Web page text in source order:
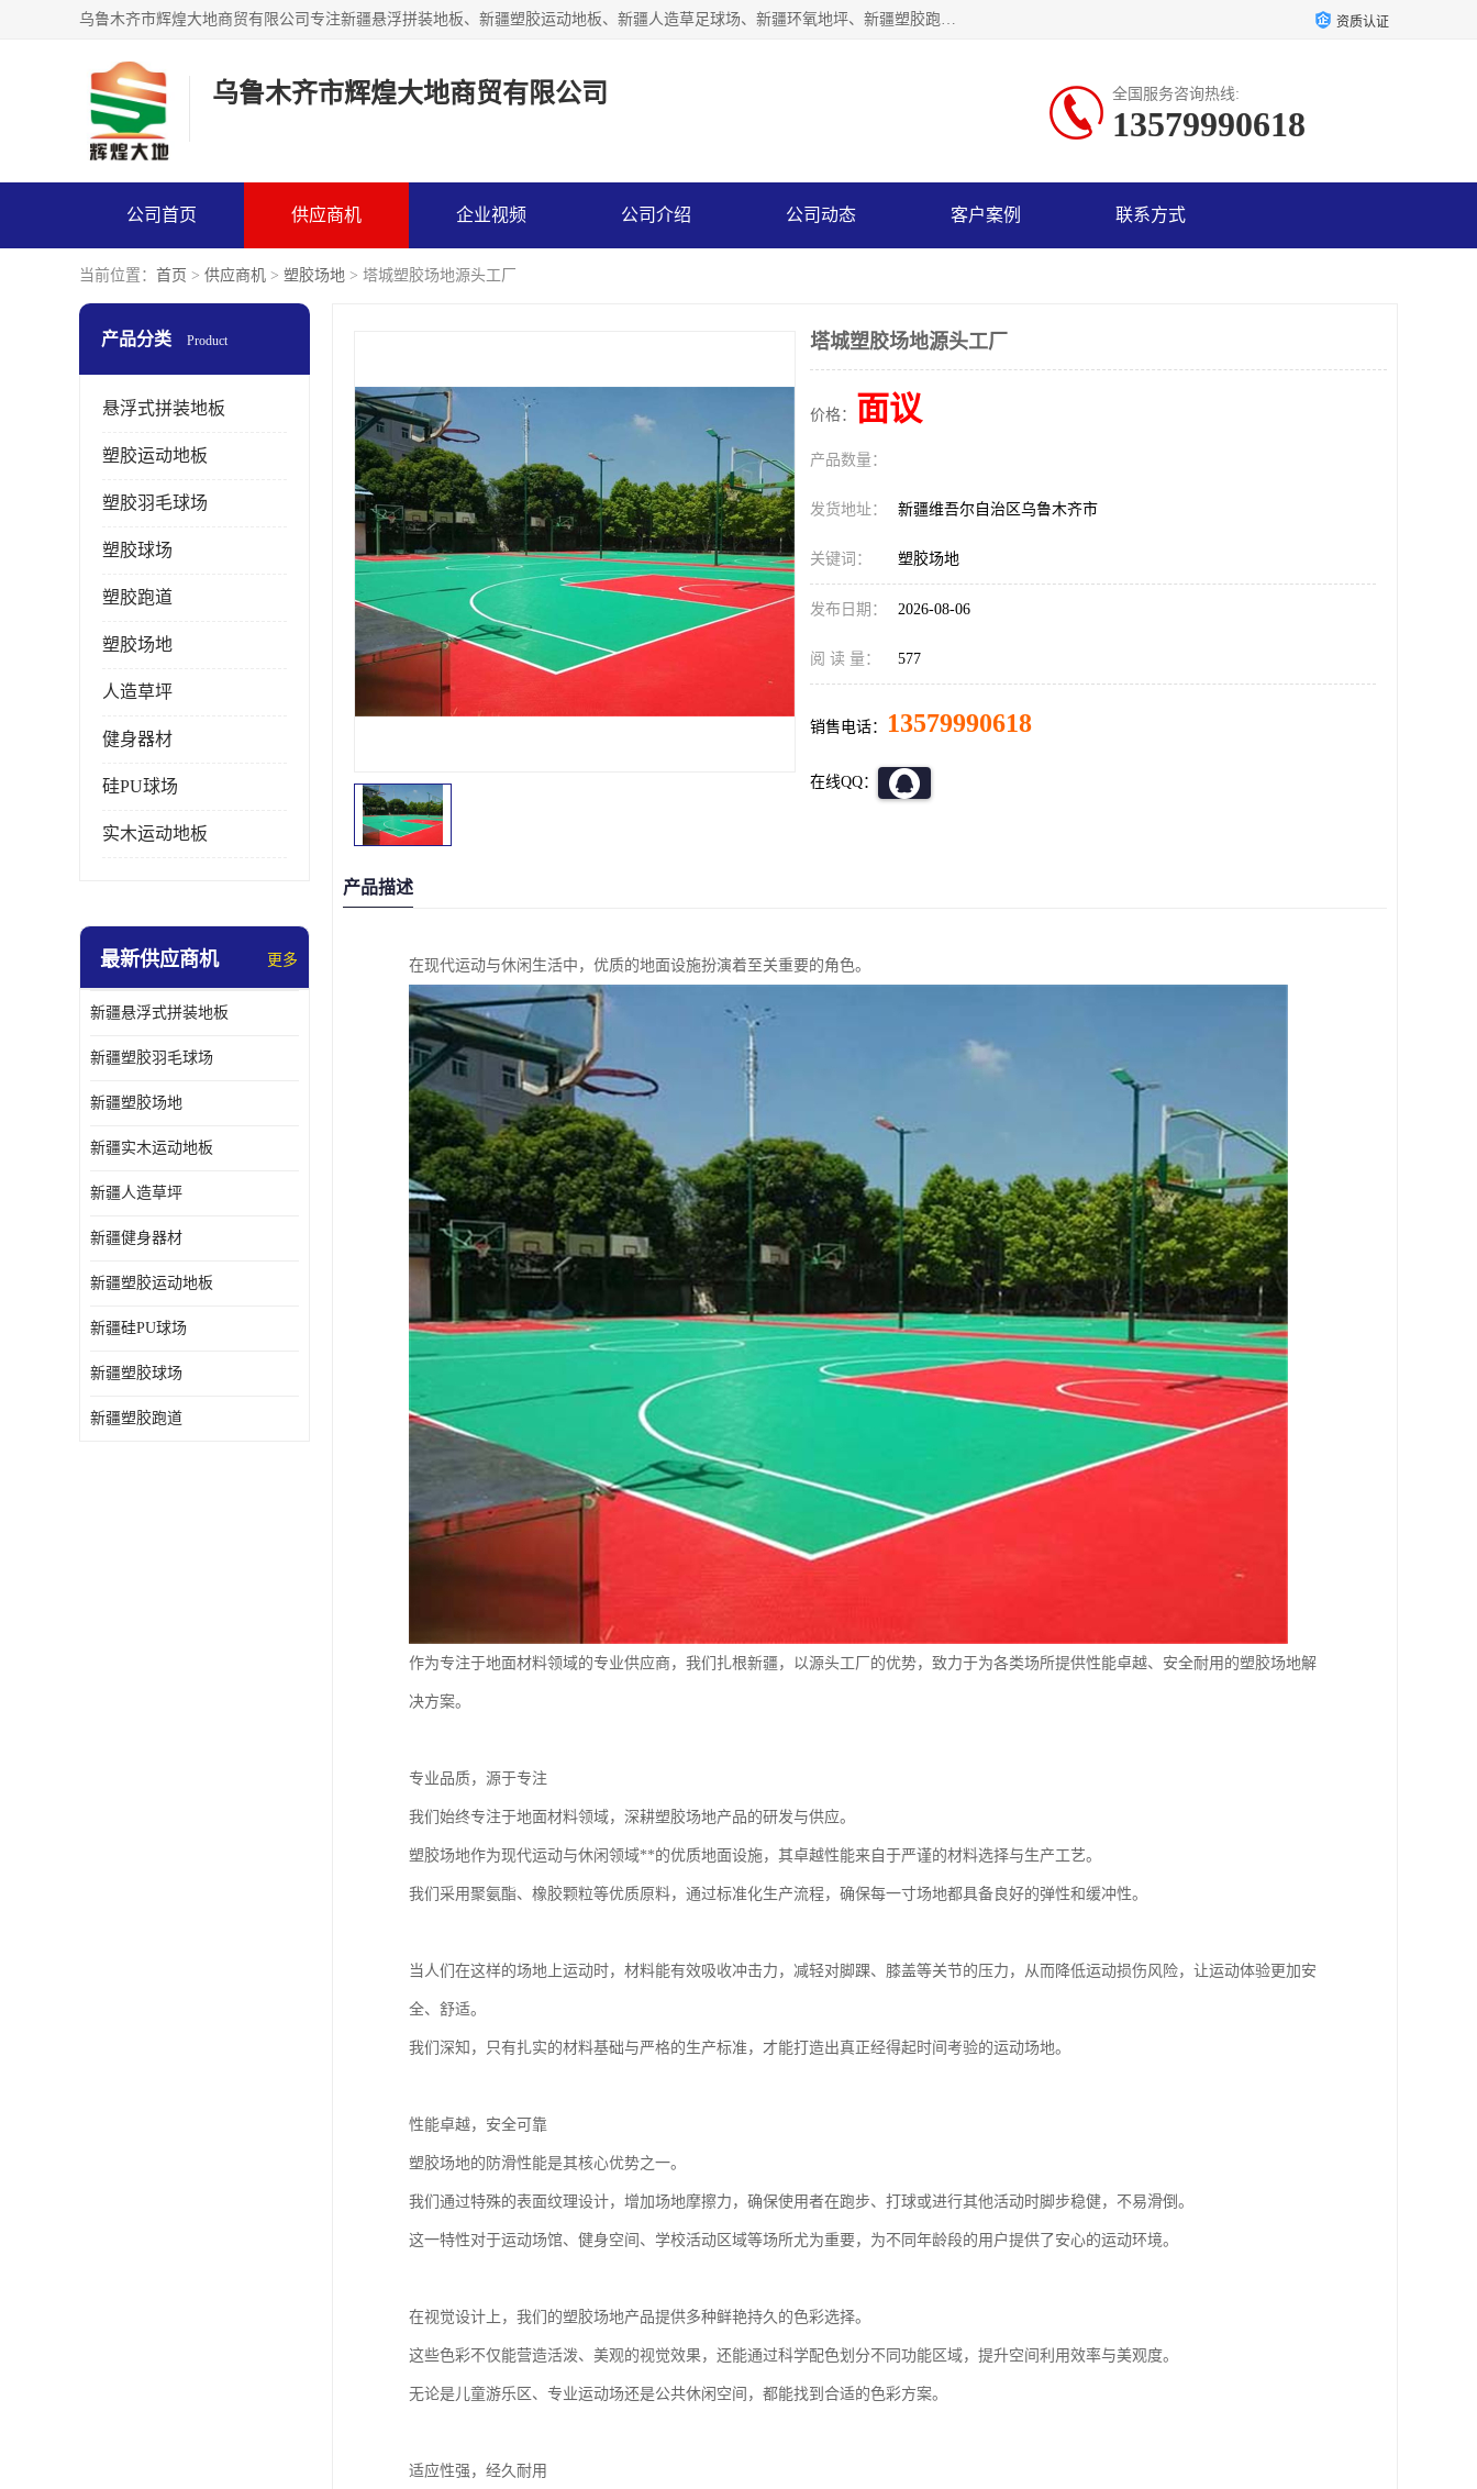
乌鲁木齐市辉煌大地商贸有限公司专注新疆悬浮拼装地板、新疆塑胶运动地板、新疆人造草足球场、新疆环氧地坪、新疆塑胶跑道、新疆舞蹈地板的地面材料供应商。质量优，价格佳，欢迎咨询。 资质认证
乌鲁木齐市辉煌大地商贸有限公司 全国服务咨询热线:
13579990618
公司首页 供应商机 企业视频 公司介绍 公司动态 客户案例 联系方式
当前位置： 首页 > 供应商机 > 塑胶场地 > 塔城塑胶场地源头工厂
产品分类 Product
悬浮式拼装地板
塑胶运动地板
塑胶羽毛球场
塑胶球场
塑胶跑道
塑胶场地
人造草坪
健身器材
硅PU球场
实木运动地板
最新供应商机 更多
新疆悬浮式拼装地板
新疆塑胶羽毛球场
新疆塑胶场地
新疆实木运动地板
新疆人造草坪
新疆健身器材
新疆塑胶运动地板
新疆硅PU球场
新疆塑胶球场
新疆塑胶跑道
塔城塑胶场地源头工厂
价格： 面议
产品数量：
发货地址： 新疆维吾尔自治区乌鲁木齐市
关键词： 塑胶场地
发布日期： 2026-08-06
阅 读 量： 577
销售电话： 13579990618
在线QQ：
产品描述
在现代运动与休闲生活中，优质的地面设施扮演着至关重要的角色。
作为专注于地面材料领域的专业供应商，我们扎根新疆，以源头工厂的优势，致力于为各类场所提供性能卓越、安全耐用的塑胶场地解
决方案。
专业品质，源于专注
我们始终专注于地面材料领域，深耕塑胶场地产品的研发与供应。
塑胶场地作为现代运动与休闲领域**的优质地面设施，其卓越性能来自于严谨的材料选择与生产工艺。
我们采用聚氨酯、橡胶颗粒等优质原料，通过标准化生产流程，确保每一寸场地都具备良好的弹性和缓冲性。
当人们在这样的场地上运动时，材料能有效吸收冲击力，减轻对脚踝、膝盖等关节的压力，从而降低运动损伤风险，让运动体验更加安
全、舒适。
我们深知，只有扎实的材料基础与严格的生产标准，才能打造出真正经得起时间考验的运动场地。
性能卓越，安全可靠
塑胶场地的防滑性能是其核心优势之一。
我们通过特殊的表面纹理设计，增加场地摩擦力，确保使用者在跑步、打球或进行其他活动时脚步稳健，不易滑倒。
这一特性对于运动场馆、健身空间、学校活动区域等场所尤为重要，为不同年龄段的用户提供了安心的运动环境。
在视觉设计上，我们的塑胶场地产品提供多种鲜艳持久的色彩选择。
这些色彩不仅能营造活泼、美观的视觉效果，还能通过科学配色划分不同功能区域，提升空间利用效率与美观度。
无论是儿童游乐区、专业运动场还是公共休闲空间，都能找到合适的色彩方案。
适应性强，经久耐用